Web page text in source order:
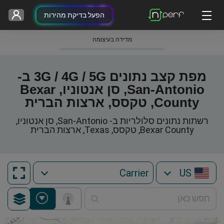
הפעל בדיקת מהירות
מדידה בעיצומה
מפת קצב נתונים 3G / 4G / 5G ב-
San-Antonio, סן אנטוניו, Bexar
County, טקסס, ארצות הברית
רשתות נתונים סלולריות ב- San-Antonio, סן אנטוניו,
Bexar County, טקסס, Texas, ארצות הברית
US